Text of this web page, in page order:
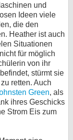
und
Ideen viele
die den
Heather ist auch
Situationen
für möglich
von ihr
stürmt sie
retten. Auch
Green, als
ihres Geschicks
Strom Eis zum